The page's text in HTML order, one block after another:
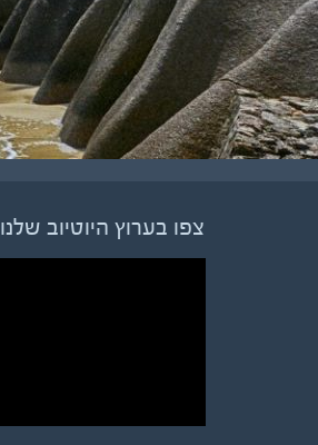
צפו בערוץ היוטיוב שלנו